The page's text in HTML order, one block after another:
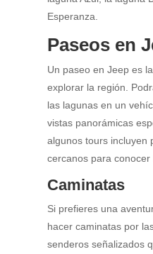
Esperanza.
Paseos en
Un paseo en Jeep es
explorar la región.
las lagunas en un
vistas panorámicas
algunos tours incluyen
cercanos para conocer
Caminatas
Si prefieres una
hacer caminatas por
senderos señalizados